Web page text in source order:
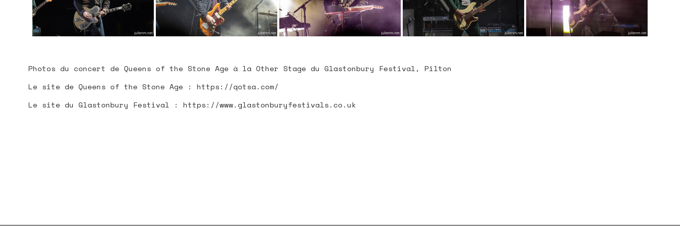
PLAN DU SITE
Photos du concert de Queens of the Stone Age à la Other Stage du Glastonbury Festival, Pilton
Le site de Queens of the Stone Age : https://qotsa.com/
Le site du Glastonbury Festival : https://www.glastonburyfestivals.co.uk